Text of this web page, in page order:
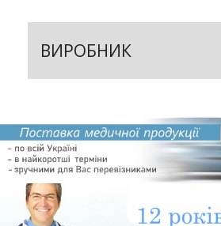
ВИРОБНИК